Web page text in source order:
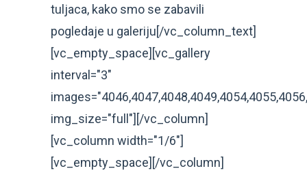
tuljaca, kako smo se zabavili
pogledaje u galeriju[/vc_column_text]
[vc_empty_space][vc_gallery
interval="3"
img_size="full"][/vc_column]
[vc_column width="1/6"]
[vc_empty_space][/vc_column]